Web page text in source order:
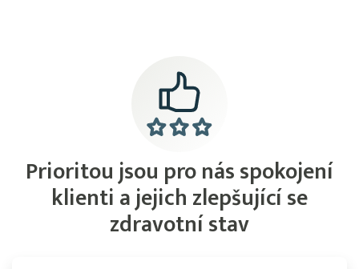
Prioritou jsou pro nás spokojení
klienti a jejich zlepšující se
zdravotní stav